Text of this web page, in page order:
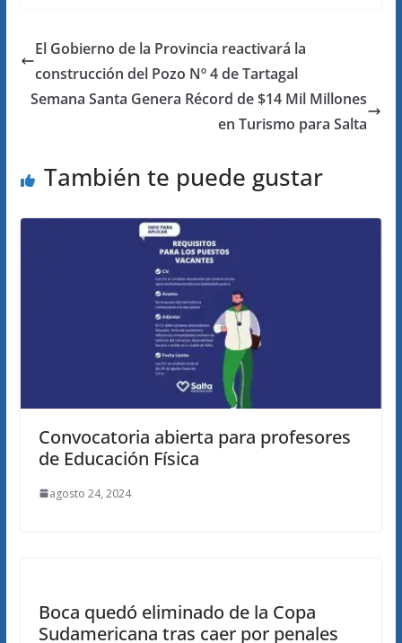
El Gobierno de la Provincia reactivará la
construcción del Pozo Nº 4 de Tartagal
Semana Santa Genera Récord de $14 Mil Millones
en Turismo para Salta
También te puede gustar
Convocatoria abierta para profesores
de Educación Física
agosto 24, 2024
Boca quedó eliminado de la Copa
Sudamericana tras caer por penales